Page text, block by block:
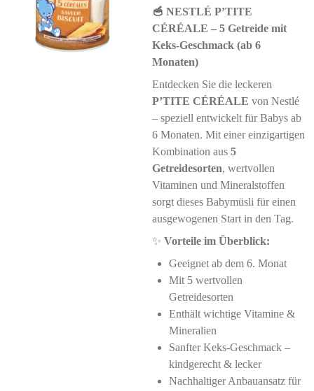
🥣 NESTLÉ P’TITE
CÉRÉALE – 5 Getreide mit
Keks-Geschmack (ab 6
Monaten)
Entdecken Sie die leckeren
P’TITE CÉRÉALE von Nestlé
– speziell entwickelt für Babys ab
6 Monaten. Mit einer einzigartigen
Kombination aus 5
Getreidesorten, wertvollen
Vitaminen und Mineralstoffen
sorgt dieses Babymüsli für einen
ausgewogenen Start in den Tag.
✨ Vorteile im Überblick:
Geeignet ab dem 6. Monat
Mit 5 wertvollen
Getreidesorten
Enthält wichtige Vitamine &
Mineralien
Sanfter Keks-Geschmack –
kindgerecht & lecker
Nachhaltiger Anbauansatz für